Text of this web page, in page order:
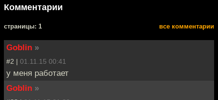
Комментарии
cтраницы: 1 все комментарии
Goblin »
#2 | 01.11.15 00:41
у меня работает
Goblin »